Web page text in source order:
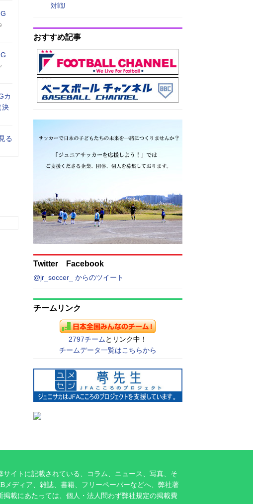
カ
決
る
対戦!
おすすめ記事
Twitter Facebook
@jr_soccer_ からのツイート
チームリンク
2797チーム とリンク中！
チームデータ一覧はこちらから
イトに記載されている、コラム、ニュース、写真、そ
ディア、雑誌、書籍、フリーペーパーなどへ、弊社著
載にあたっては、個人・法人問わず弊社規定の掲載費